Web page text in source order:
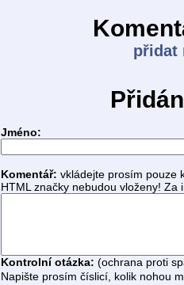
přidat
Jméno:
Komentář: vkládejte prosím pouze
HTML značky nebudou vloženy!
Kontrolní otázka: (ochrana proti
Napište prosím číslicí, kolik nohou